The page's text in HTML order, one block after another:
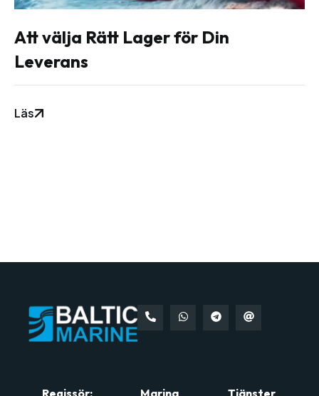
Att välja Rätt Lager för Din
Leverans
Läs
Regissör: Marina Tjänster